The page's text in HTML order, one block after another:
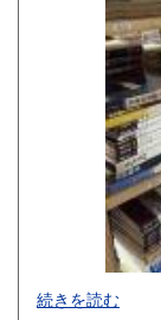
-
続きを読む